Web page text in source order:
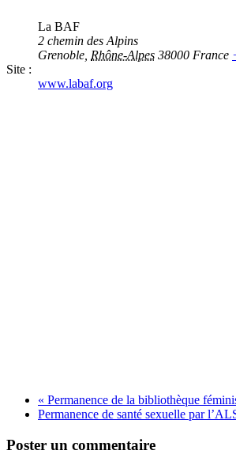
La BAF
2 chemin des Alpins
Grenoble Rhône-Alpes 38000 France
Site :
www.labaf.org
« Permanence de la bibliothèque
Permanence de santé sexuelle par
Poster un commentaire